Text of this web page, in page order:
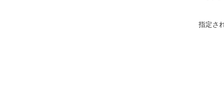
指定さ